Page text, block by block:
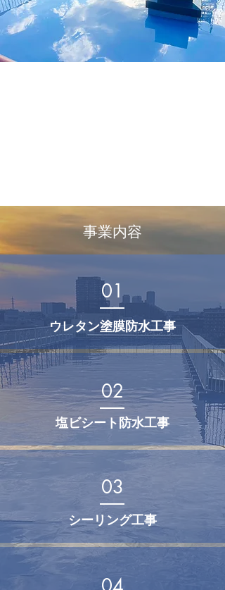
事業内容
01
ウレタン塗膜防水工事
02
塩ビシート防水工事
03
シーリング工事